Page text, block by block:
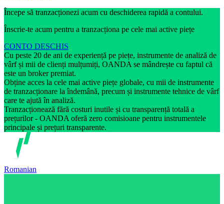
Începe să tranzacționezi acum cu deschiderea rapidă a contului.
Înscrie-te acum pentru a tranzacționa pe cele mai active piețe
CONTO DESCHIS
Cu peste 20 de ani de experiență pe piețe, instrumente de analiză de
vârf și mii de clienți mulțumiți, OANDA se mândrește cu faptul că
este un broker premiat.
Obține acces la cele mai active piețe globale, cu mii de instrumente
de tranzacționare la îndemână, precum și instrumente tehnice de vârf
care te ajută în analiză.
Tranzacționează fără costuri inutile și cu transparență totală a
prețurilor - OANDA oferă zero comisioane pentru instrumentele
principale și prețuri transparente.
Romanian